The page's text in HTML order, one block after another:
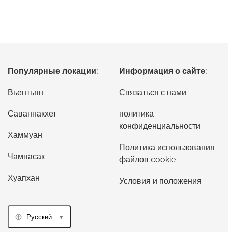
Популярные локации:
Вьентьян
Саваннакхет
Хаммуан
Чампасак
Хуапхан
Информация о сайте:
Связаться с нами
политика
конфиденциальности
Политика использования
файлов cookie
Условия и положения
Русский